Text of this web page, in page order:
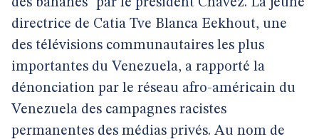
des bananes" par le président Chávez. La jeune
directrice de Catia Tve Blanca Eekhout, une
des télévisions communautaires les plus
importantes du Venezuela, a rapporté la
dénonciation par le réseau afro-américain du
Venezuela des campagnes racistes
permanentes des médias privés. Au nom de